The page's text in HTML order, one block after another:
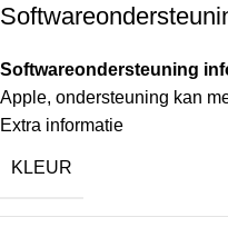
Softwareondersteuning
Apple, ondersteuning kan
Extra informatie
KLEUR